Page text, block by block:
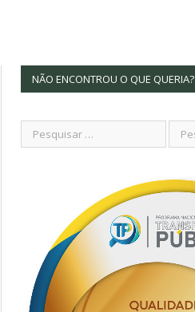
NÃO ENCONTROU O QUE QUERIA?